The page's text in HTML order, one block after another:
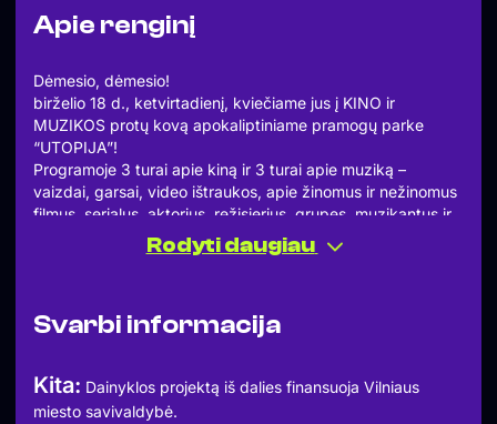
Apie renginį
Dėmesio, dėmesio!
birželio 18 d., ketvirtadienį, kviečiame jus į KINO ir
MUZIKOS protų kovą apokaliptiniame pramogų parke
“UTOPIJA”!
Programoje 3 turai apie kiną ir 3 turai apie muziką –
vaizdai, garsai, video ištraukos, apie žinomus ir nežinomus
filmus, serialus, aktorius, režisierius, grupes, muzikantus ir
10 klausimų kiekviename ture – laimės komanda, surinkusi
Jei orai nuspręs elgtis ne itin vasariškai — neleisim jums
Laikas: nuo 19:00 iki 22:00
Kaina vienam dalyviui: 5 eurai
Rodyti daugiau
Svarbi informacija
Kita: Dainyklos projektą iš dalies finansuoja Vilniaus
miesto savivaldybė.